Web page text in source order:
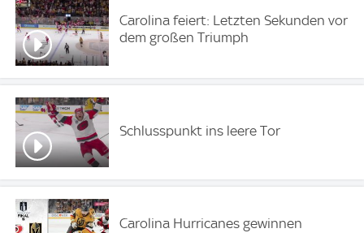
Carolina feiert: Letzten Sekunden vor
dem großen Triumph
Schlusspunkt ins leere Tor
Carolina Hurricanes gewinnen